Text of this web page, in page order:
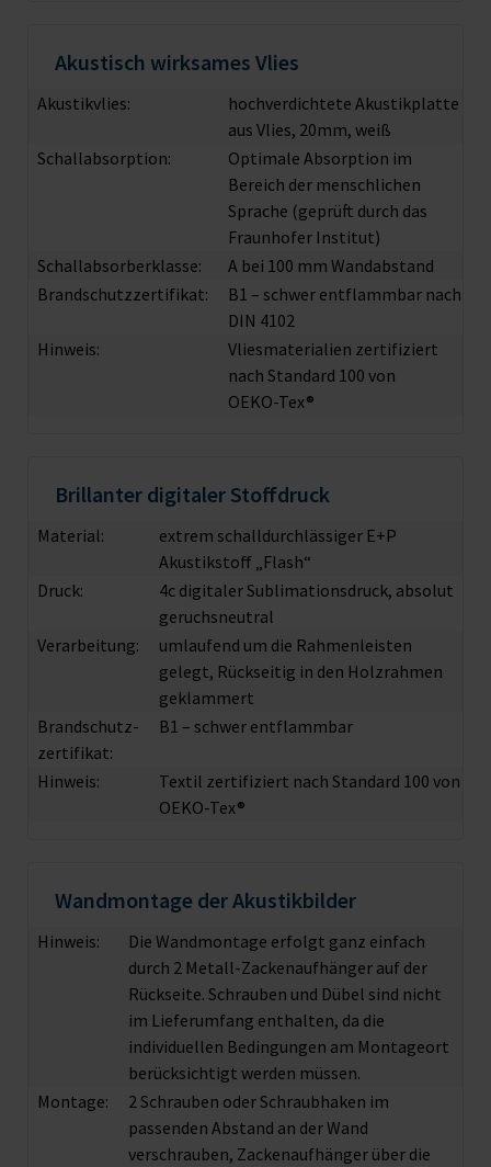
Akustisch wirksames Vlies
Akustikvlies:
hochverdichtete Akustikplatte
aus Vlies, 20mm, weiß
Schallabsorption:
Optimale Absorption im
Bereich der menschlichen
Sprache (geprüft durch das
Fraunhofer Institut)
Schallabsorberklasse:
A bei 100 mm Wandabstand
Brandschutzzertifikat:
B1 – schwer entflammbar nach
DIN 4102
Hinweis:
Vliesmaterialien zertifiziert
nach Standard 100 von
OEKO-Tex®
Brillanter digitaler Stoffdruck
Material:
extrem schalldurchlässiger E+P
Akustikstoff „Flash“
Druck:
4c digitaler Sublimationsdruck, absolut
geruchsneutral
Verarbeitung:
umlaufend um die Rahmenleisten
gelegt, Rückseitig in den Holzrahmen
geklammert
Brandschutz­
zertifikat:
B1 – schwer entflammbar
Hinweis:
Textil zertifiziert nach Standard 100 von
OEKO-Tex®
Wandmontage der Akustikbilder
Hinweis:
Die Wandmontage erfolgt ganz einfach
durch 2 Metall-Zackenaufhänger auf der
Rückseite. Schrauben und Dübel sind nicht
im Lieferumfang enthalten, da die
individuellen Bedingungen am Montageort
berücksichtigt werden müssen.
Montage:
2 Schrauben oder Schraubhaken im
passenden Abstand an der Wand
verschrauben, Zackenaufhänger über die